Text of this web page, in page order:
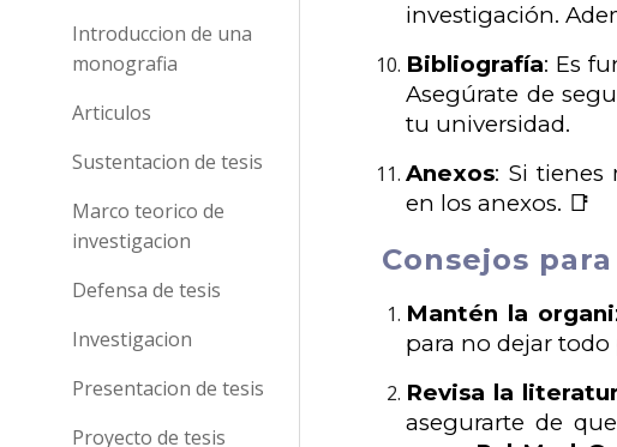
Introduccion de una
monografia
Articulos
Sustentacion de tesis
Marco teorico de
investigacion
Defensa de tesis
Investigacion
Presentacion de tesis
Proyecto de tesis
investigación.
Bibliografía: Es
Asegúrate de
tu universidad.
Anexos: Si tienes
en los anexos. 📑
Consejos
Mantén la
para no dejar
Revisa la
asegurarte de